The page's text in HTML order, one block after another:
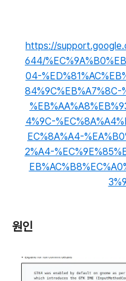
https://
644/
04-
84%9C%EB%A7%8C-
4%9C-
EC%8A%A4-
2%A4-
원인